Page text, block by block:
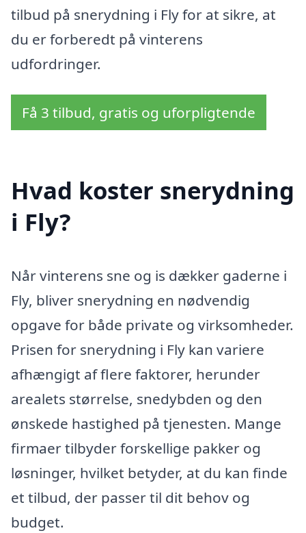
tilbud på snerydning i Fly for at sikre, at
du er forberedt på vinterens
udfordringer.
Få 3 tilbud, gratis og uforpligtende
Hvad koster snerydning
i Fly?
Når vinterens sne og is dækker gaderne i
Fly, bliver snerydning en nødvendig
opgave for både private og virksomheder.
Prisen for snerydning i Fly kan variere
afhængigt af flere faktorer, herunder
arealets størrelse, snedybden og den
ønskede hastighed på tjenesten. Mange
firmaer tilbyder forskellige pakker og
løsninger, hvilket betyder, at du kan finde
et tilbud, der passer til dit behov og
budget.